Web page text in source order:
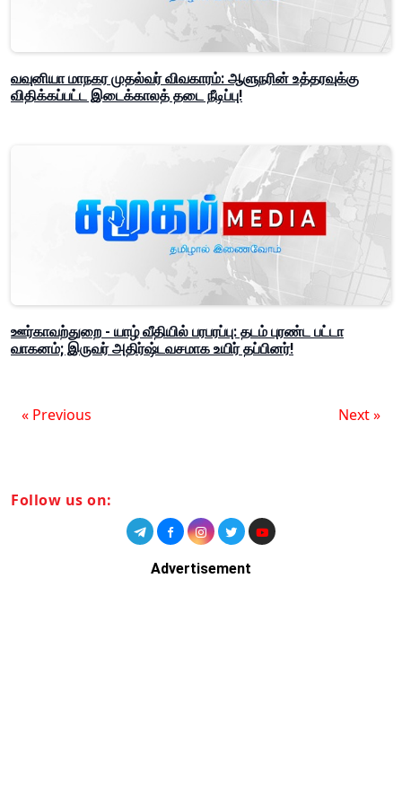
வவுனியா மாநகர முதல்வர் விவகாரம்: ஆளுநரின் உத்தரவுக்கு
விதிக்கப்பட்ட இடைக்காலத் தடை நீடிப்பு!
ஊர்காவற்துறை - யாழ் வீதியில் பரபரப்பு: தடம் புரண்ட பட்டா
வாகனம்; இருவர் அதிர்ஷ்டவசமாக உயிர் தப்பினர்!
« Previous Next »
Follow us on:
Advertisement